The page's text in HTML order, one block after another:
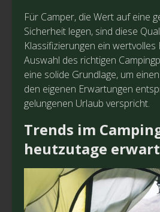
Für Camper, die Wert auf eine
Sicherheit legen, sind diese
Klassifizierungen ein
Auswahl des richtigen
eine solide Grundlage, um
den eigenen Erwartungen
gelungenen Urlaub verspricht.
Trends im
heutzutage